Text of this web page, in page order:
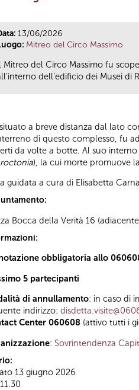
13/06/2026
Mitreo del Circo Massimo
Mitreo del Circo Massimo fu
dell'edificio dei Musei di
a breve distanza dal lato
di questo complesso, fu
da volte a botte. Al suo
), la cui morte promuove
guidata a cura di Elisabetta
Bocca della Verità 16
obbligatoria allo
5 partecipanti
di annullamento: in caso di
indirizzo:
Center 060608 (attivo tutti i
: Sovrintendenza
13 giugno 2026